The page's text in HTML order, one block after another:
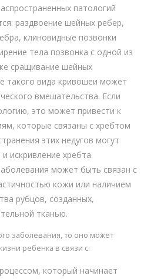
патологий
раздвоение шейных ребер,
клиновидные позвонки
тела позвонка с одной из
сращивание шейных
такого вида кривошеи может
вмешательства. Если
это может привести к
которые связаны с хребтом
этих недугов могут
искривление хребта.
может быть связан с
кожи или наличием
рубцов, созданных,
тканью.
заболевания, то оно может
ребенка в связи с:
который начинает